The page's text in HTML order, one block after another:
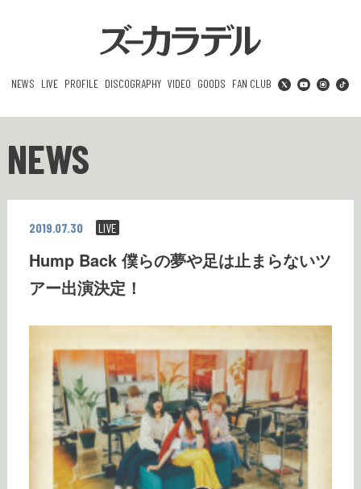
NEWS LIVE PROFILE DISCOGRAPHY VIDEO GOODS FAN CLUB
NEWS
2019.07.30 LIVE
Hump Back 僕らの夢や足は止まらないツ
アー出演決定！